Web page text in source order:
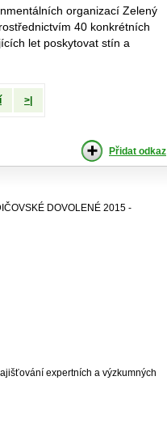
organizací Zelený
40 konkrétních
let poskytovat stín a
>|
Přidat odkaz
DOVOLENÉ 2015 -
expertních a výzkumných